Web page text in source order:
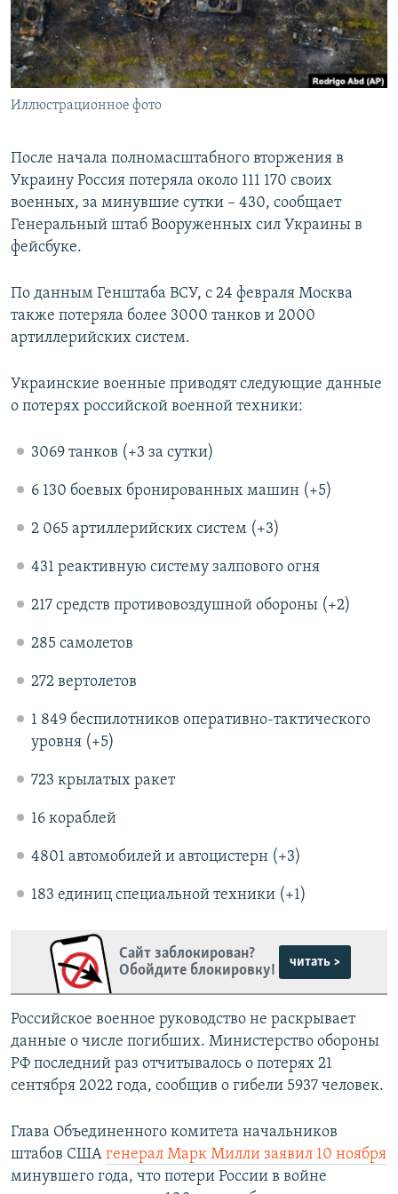
ПОБЕДИТЕЛЕЙ НЕ СУДЯТ?
КРЫМ.НЕПОКОРЕННЫЙ
ELIFBE
УКРАИНСКАЯ ПРОБЛЕМА КРЫМА
ПРИСОЕДИНЯЙТЕСЬ!
Иллюстрационное фото
После начала полномасштабного вторжения в
Украину Россия потеряла около 111 170 своих
военных, за минувшие сутки – 430, сообщает
Генеральный штаб Вооруженных сил Украины в
фейсбуке.
По данным Генштаба ВСУ, с 24 февраля Москва
также потеряла более 3000 танков и 2000
артиллерийских систем.
Украинские военные приводят следующие данные
о потерях российской военной техники:
3069 танков (+3 за сутки)
6 130 боевых бронированных машин (+5)
2 065 артиллерийских систем (+3)
431 реактивную систему залпового огня
217 средств противовоздушной обороны (+2)
285 самолетов
272 вертолетов
1 849 беспилотников оперативно-тактического
уровня (+5)
723 крылатых ракет
16 кораблей
4801 автомобилей и автоцистерн (+3)
183 единиц специальной техники (+1)
Сайт заблокирован?
Обойдите блокировку!
читать >
Российское военное руководство не раскрывает
данные о числе погибших. Министерство обороны
РФ последний раз отчитывалось о потерях 21
сентября 2022 года, сообщив о гибели 5937 человек.
Глава Объединенного комитета начальников
штабов США генерал Марк Милли заявил 10 ноября
минувшего года, что потери России в войне